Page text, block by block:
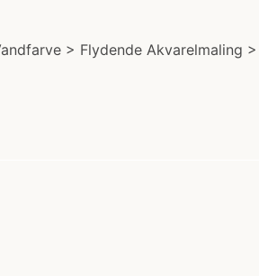
> Flydende Akvarelmaling